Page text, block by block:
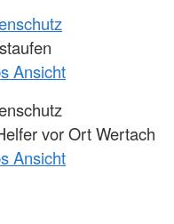
Ansicht
vor Ort Wertach
Ansicht